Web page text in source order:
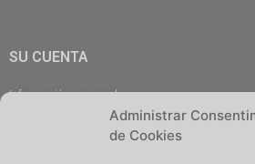
Administrar
de Cookies
SU CUENTA
Información personal